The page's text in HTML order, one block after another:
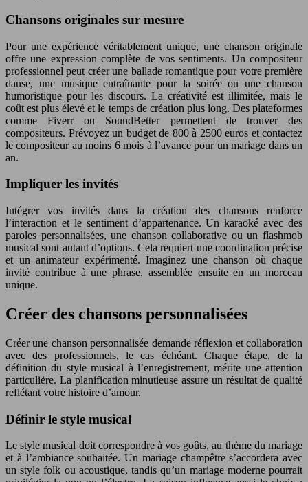
Chansons originales sur mesure
Pour une expérience véritablement unique, une chanson originale
offre une expression complète de vos sentiments. Un compositeur
professionnel peut créer une ballade romantique pour votre première
danse, une musique entraînante pour la soirée ou une chanson
humoristique pour les discours. La créativité est illimitée, mais le
coût est plus élevé et le temps de création plus long. Des plateformes
comme Fiverr ou SoundBetter permettent de trouver des
compositeurs. Prévoyez un budget de 800 à 2500 euros et contactez
le compositeur au moins 6 mois à l’avance pour un mariage dans un
an.
Impliquer les invités
Intégrer vos invités dans la création des chansons renforce
l’interaction et le sentiment d’appartenance. Un karaoké avec des
paroles personnalisées, une chanson collaborative ou un flashmob
musical sont autant d’options. Cela requiert une coordination précise
et un animateur expérimenté. Imaginez une chanson où chaque
invité contribue à une phrase, assemblée ensuite en un morceau
unique.
Créer des chansons personnalisées
Créer une chanson personnalisée demande réflexion et collaboration
avec des professionnels, le cas échéant. Chaque étape, de la
définition du style musical à l’enregistrement, mérite une attention
particulière. La planification minutieuse assure un résultat de qualité
reflétant votre histoire d’amour.
Définir le style musical
Le style musical doit correspondre à vos goûts, au thème du mariage
et à l’ambiance souhaitée. Un mariage champêtre s’accordera avec
un style folk ou acoustique, tandis qu’un mariage moderne pourrait